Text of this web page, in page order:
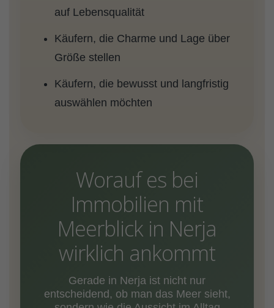
auf Lebensqualität
Käufern, die Charme und Lage über
Größe stellen
Käufern, die bewusst und langfristig
auswählen möchten
Worauf es bei
Immobilien mit
Meerblick in Nerja
wirklich ankommt
Gerade in Nerja ist nicht nur
entscheidend, ob man das Meer sieht,